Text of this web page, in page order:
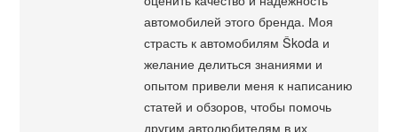
автомобилей этого бренда. Моя
страсть к автомобилям Škoda и
желание делиться знаниями и
опытом привели меня к написанию
статей и обзоров, чтобы помочь
другим автолюбителям в их